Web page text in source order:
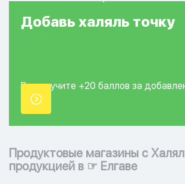
Добавь халяль точку
Вы получите +20 баллов за
точки.
Продуктовые магазины с
продукцией в ☞ Елгаве